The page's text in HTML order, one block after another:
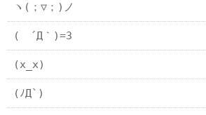
ヽ(；▽；)ノ
( ´Д｀)=3
(x_x)
(ﾉД`)